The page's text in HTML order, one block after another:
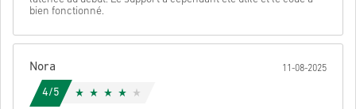
bien fonctionné.
Nora 11-08-2025
4/5